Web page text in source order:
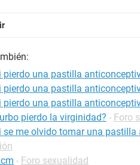
pierdo una pastilla
pierdo una pastilla
pierdo una pastilla
pierdo la virginidad? - Foro
se me olvido tomar una
- Foro sexualidad